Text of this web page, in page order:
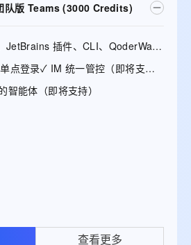
队版 Teams (3000 Credits)
适用于：Desktop、JetBrains 插件、CLI、QoderWake、Mobile
支持 SAML/OIDC 单点登录✓ IM 统一管控（即将支持）
智能体（即将支持）
查看更多